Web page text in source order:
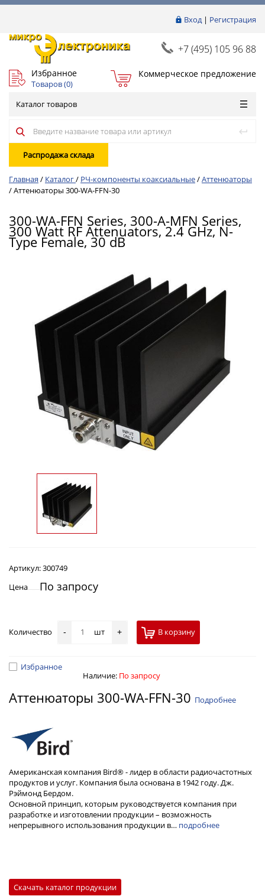
Вход| Регистрация
+7 (495) 105 96 88
Избранное
Товаров (0)
Коммерческое предложение
Каталог товаров
Распродажа склада
Главная / Каталог/ РЧ-компоненты коаксиальные/Аттенюаторы
/Аттенюаторы 300-WA-FFN-30
300-WA-FFN Series, 300-A-MFN Series,
300 Watt RF Attenuators, 2.4 GHz, N-
Type Female, 30 dB
Артикул:300749
Цена
По запросу
Количество - шт + В корзину
Избранное
Наличие: По запросу
Аттенюаторы 300-WA-FFN-30 Подробнее
Американская компания Bird® - лидер в области радиочастотных
продуктов и услуг. Компания была основана в 1942 году. Дж.
Рэймонд Бердом.
Основной принцип, которым руководствуется компания при
разработке и изготовлении продукции – возможность
непрерывного использования продукции в… подробнее
Скачать каталог продукции